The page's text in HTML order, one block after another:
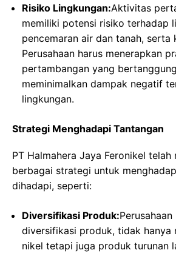
Risiko Lingkungan:Aktivitas
memiliki potensi risiko terhadap
pencemaran air dan tanah, serta
Perusahaan harus menerapkan
pertambangan yang
meminimalkan dampak negatif
lingkungan.
Strategi Menghadapi Tantangan
PT Halmahera Jaya Feronikel telah
berbagai strategi untuk
dihadapi, seperti:
Diversifikasi Produk:
diversifikasi produk, tidak hanya
nikel tetapi juga produk turunan